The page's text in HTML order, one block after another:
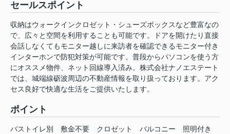
セールスポイント
収納はウォークインクロゼット・シューズボックスなど豊富なの
で、広々と空間を利用することも可能です。ドアを開けたり直接
会話しなくてもモニター越しに来訪者を確認できるモニター付き
インターホンで防犯対策が可能です。普段からパソコンを使う方
にオススメ物件、ネット回線導入済み。株式会社ナノエステート
では、城端線砺波周辺の不動産情報を取り扱っております。アク
セス良好で快適な生活をご提供いたします。
ポイント
バストイレ別 敷金不要 クロゼット バルコニー 照明付き